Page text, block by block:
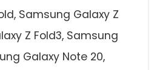
Samsung Galaxy Z
Z Fold3, Samsung
Galaxy Note 20,